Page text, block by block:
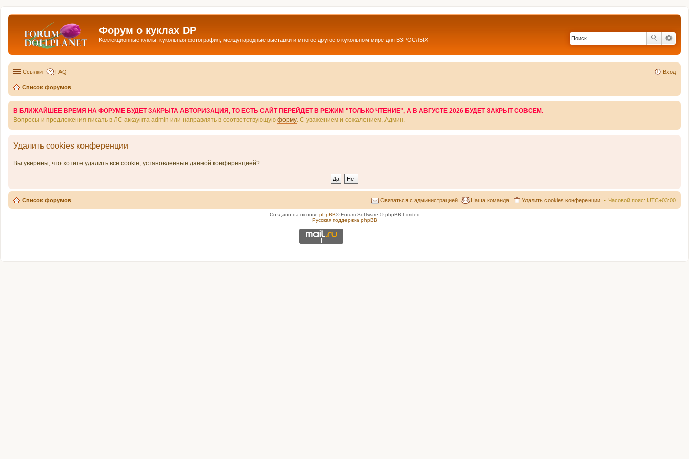
Форум о куклах DP
Коллекционные куклы, кукольная фотография, международные выставки и многое другое о кукольном мире для ВЗРОСЛЫХ
Ссылки FAQ Вход
Список форумов
В БЛИЖАЙШЕЕ ВРЕМЯ НА ФОРУМЕ БУДЕТ ЗАКРЫТА АВТОРИЗАЦИЯ, ТО ЕСТЬ САЙТ ПЕРЕЙДЕТ В РЕЖИМ "ТОЛЬКО ЧТЕНИЕ", А В АВГУСТЕ 2026 БУДЕТ ЗАКРЫТ СОВСЕМ.
Вопросы и предложения писать в ЛС аккаунта admin или направлять в соответствующую форму . С уважением и сожалением, Админ.
Удалить cookies конференции
Вы уверены, что хотите удалить все cookie, установленные данной конференцией?
Список форумов Часовой пояс: UTC+03:00
Удалить cookies конференции
Наша команда
Связаться с администрацией
Создано на основе phpBB® Forum Software © phpBB Limited
Русская поддержка phpBB